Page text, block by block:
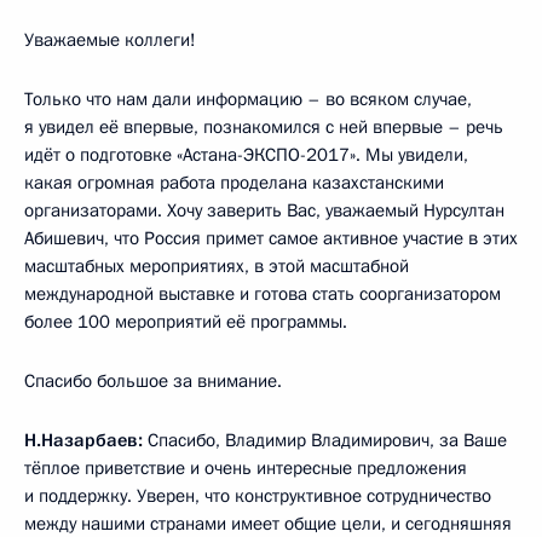
Уважаемые коллеги!
Только что нам дали информацию – во всяком случае,
я увидел её впервые, познакомился с ней впервые – речь
идёт о подготовке «Астана-ЭКСПО-2017». Мы увидели,
какая огромная работа проделана казахстанскими
организаторами. Хочу заверить Вас, уважаемый Нурсултан
Абишевич, что Россия примет самое активное участие в этих
масштабных мероприятиях, в этой масштабной
международной выставке и готова стать соорганизатором
более 100 мероприятий её программы.
Спасибо большое за внимание.
Н.Назарбаев: Спасибо, Владимир Владимирович, за Ваше
тёплое приветствие и очень интересные предложения
и поддержку. Уверен, что конструктивное сотрудничество
между нашими странами имеет общие цели, и сегодняшняя